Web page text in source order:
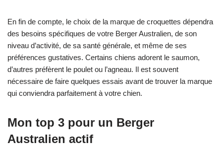
En fin de compte, le choix de la marque de croquettes dépendra
des besoins spécifiques de votre Berger Australien, de son
niveau d’activité, de sa santé générale, et même de ses
préférences gustatives. Certains chiens adorent le saumon,
d’autres préfèrent le poulet ou l’agneau. Il est souvent
nécessaire de faire quelques essais avant de trouver la marque
qui conviendra parfaitement à votre chien.
Mon top 3 pour un Berger
Australien actif